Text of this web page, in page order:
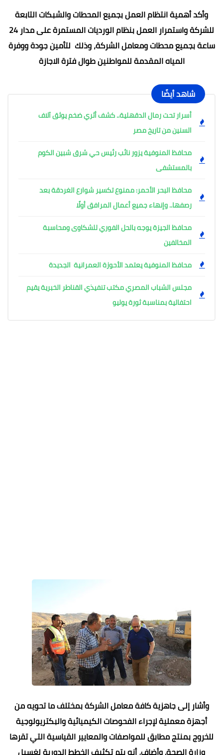
وأكد أهمية انتظام العمل بجميع المحطات والشبكات التابعة
للشركة واستمرار العمل بنظام الورديات المستمرة على مدار 24
ساعة بجميع محطات ومعامل الشركة، وذلك لتأمين جودة ووفرة
المياه المقدمة للمواطنين طوال فترة الاجازة
شاهد أيضًا
أسرار تحت رمال الدقهلية.. كشف أثري ضخم يوثق آلاف
السنين من تاريخ مصر
محافظ المنوفية يزور نائب رئيس حي شرق شبين الكوم
بالمستشفى
محافظ البحر الأحمر: ممنوع تكسير شوارع الغردقة بعد
رصفها.. وإنهاء جميع أعمال المرافق أولًا
محافظ الجيزة يوجه بالحل الفوري للشكاوى ومحاسبة
المخالفين
محافظ المنوفية يعتمد الأحوزة العمرانية الجديدة
مجلس الشباب المصري مكتب تنفيذي القناطر الخبرية يقيم
احتفالية بمناسبة ثورة يوليو
وأشار إلى جاهزية كافة معامل الشركة بمختلف ما تحويه من
أجهزة معملية لإجراء الفحوصات الكيميائية والبكتريولوجية
للخروج بمنتج مطابق للمواصفات والمعايير القياسية التي تقرها
وزارة الصحة. وأضاف، أنه يتم تكثيف الخطط الدورية لغسيل